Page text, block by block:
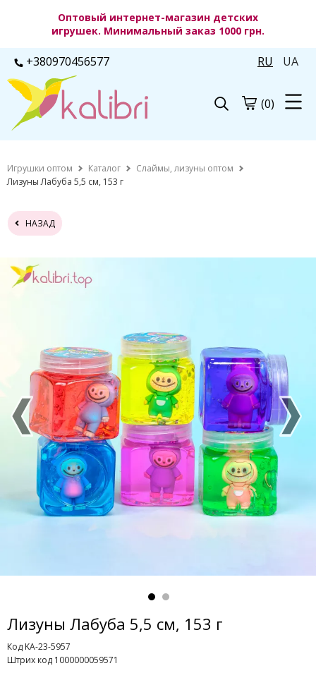
Оптовый интернет-магазин детских
игрушек. Минимальный заказ 1000 грн.
+380970456577 RU UA
(0)
Игрушки оптом Каталог
Слаймы, лизуны оптом
Лизуны Лабуба 5,5 см, 153 г
НАЗАД
Лизуны Лабуба 5,5 см, 153 г
Код KA-23-5957
Штрих код 1000000059571